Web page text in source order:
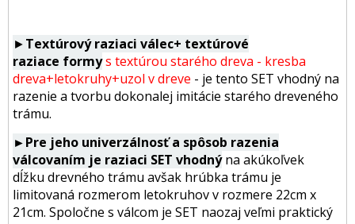
►Textúrový raziaci válec+ textúrové
raziace formys textúrou starého dreva - kresba
dreva+letokruhy+uzol v dreve - je tento SET vhodný na
razenie a tvorbu dokonalej imitácie starého dreveného
trámu.
►Pre jeho univerzálnosť a spôsob razenia
válcovaním je raziaci SET vhodnýna akúkoľvek
dĺžku drevného trámu avšak hrúbka trámu je
limitovaná rozmerom letokruhov v rozmere 22cm x
21cm. Spoločne s válcom je SET naozaj veľmi praktický